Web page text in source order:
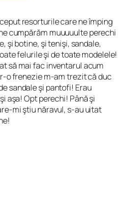
resorturile care ne împing
cumpărăm muuuuulte perechi
şi botine, şi tenişi, sandale,
felurile şi de toate modelele!
să mai fac inventarul acum
o frenezie m-am trezit că duc
sandale şi pantofi! Erau
aşa! Opt perechi! Până şi
mi ştiu năravul, s-au uitat